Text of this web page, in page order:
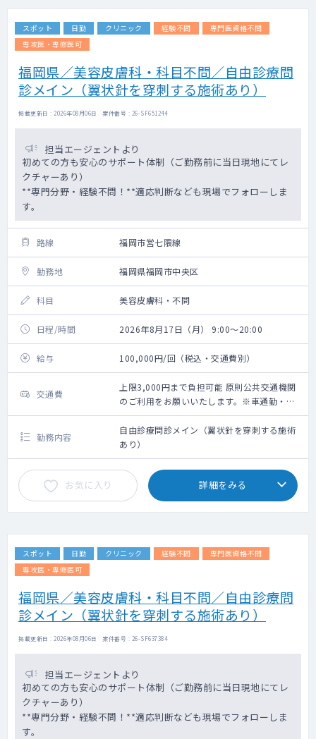
スポット 日勤 クリニック 経験不問
専門医資格不問
専攻医・専修医可
福岡県／美容皮膚科・科目不問／自由診療問
診メイン（翼状針を穿刺する施術あり）
掲載更新日 : 2026年08月06日 案件番号 : 26-SF651244
担当エージェントより
初めての方も安心のサポート体制（ご勤務前に当日現地にてレ
クチャーあり）
**専門分野・経験不問！**適応判断なども現場でフォローしま
す。
路線 福岡市営七隈線
勤務地 福岡県福岡市中央区
科目 美容皮膚科・不問
日程/時間 2026年8月17日（月） 9:00～20:00
給与 100,000円/回（税込・交通費別）
交通費
上限3,000円まで負担可能 原則公共交通機関
のご利用をお願いいたします。※車通勤・タ
クシー利用要相談
勤務内容
自由診療問診メイン（翼状針を穿刺する施術
あり）
お気に入り 詳細をみる
スポット 日勤 クリニック 経験不問
専門医資格不問
専攻医・専修医可
福岡県／美容皮膚科・科目不問／自由診療問
診メイン（翼状針を穿刺する施術あり）
掲載更新日 : 2026年08月06日 案件番号 : 26-SF637384
担当エージェントより
初めての方も安心のサポート体制（ご勤務前に当日現地にてレ
クチャーあり）
**専門分野・経験不問！**適応判断なども現場でフォローしま
す。